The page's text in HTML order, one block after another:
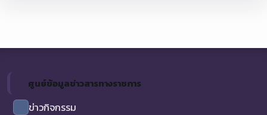
ศูนย์ข้อมูลข่าวสารทางราชการ
ข่าวกิจกรรม